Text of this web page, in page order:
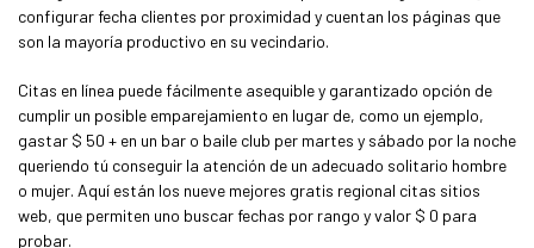
configurar fecha clientes por proximidad y cuentan los páginas que
son la mayoría productivo en su vecindario.
Citas en línea puede fácilmente asequible y garantizado opción de
cumplir un posible emparejamiento en lugar de, como un ejemplo,
gastar $ 50 + en un bar o baile club per martes y sábado por la noche
queriendo tú conseguir la atención de un adecuado solitario hombre
o mujer. Aquí están los nueve mejores gratis regional citas sitios
web, que permiten uno buscar fechas por rango y valor $ 0 para
probar.